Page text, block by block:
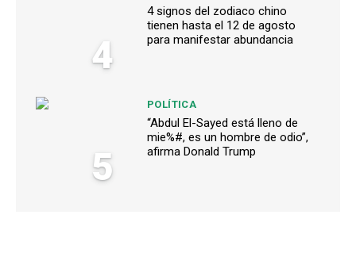
4
4 signos del zodiaco chino
tienen hasta el 12 de agosto
para manifestar abundancia
5
POLÍTICA
“Abdul El-Sayed está lleno de
mie%#, es un hombre de odio”,
afirma Donald Trump